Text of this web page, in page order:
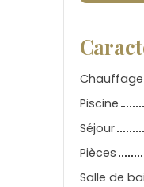
Chauffage
Piscine
Séjour
Pièces
Salle de